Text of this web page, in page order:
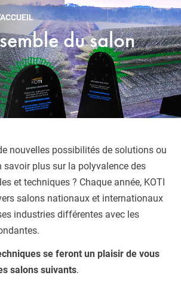
du salon
nouvelles possibilités de solutions ou
savoir plus sur la polyvalence des
et techniques ? Chaque année, KOTI
salons nationaux et internationaux
industries différentes avec les
se feront un plaisir de vous
salons suivants.